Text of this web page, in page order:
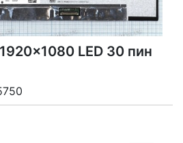
LED 30 пин
3